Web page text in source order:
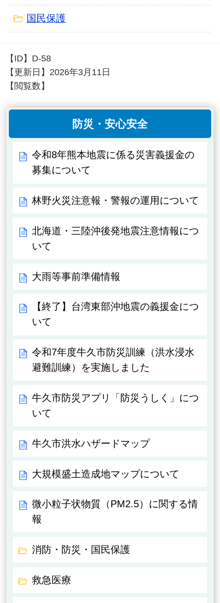
国民保護
【ID】 D-58
【更新日】 2026年3月11日
【閲覧数】
防災・安心安全
令和8年熊本地震に係る災害義援金の
募集について
林野火災注意報・警報の運用について
北海道・三陸沖後発地震注意情報につ
いて
大雨等事前準備情報
【終了】台湾東部沖地震の義援金につ
いて
令和7年度牛久市防災訓練（洪水浸水
避難訓練）を実施しました
牛久市防災アプリ「防災うしく」につ
いて
牛久市洪水ハザードマップ
大規模盛土造成地マップについて
微小粒子状物質（PM2.5）に関する情
報
消防・防災・国民保護
救急医療